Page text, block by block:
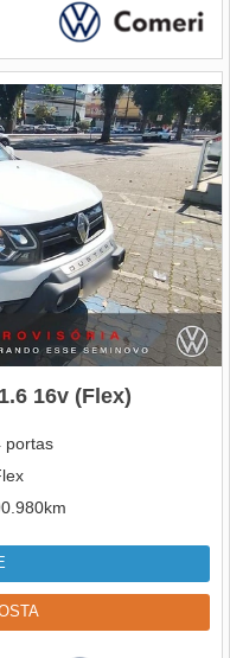
16v (Flex)
portas